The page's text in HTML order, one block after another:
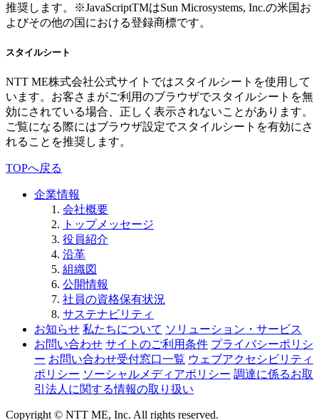
推奨します。※JavaScriptTMはSun Microsystems, Inc.の米国お
よびその他の国における登録商標です。
スタイルシート
NTT ME株式会社公式サイトではスタイルシートを使用して
います。お客さまがご利用のブラウザでスタイルシートを無
効にされている場合、正しく表示されないことがあります。
ご覧になる際にはブラウザ設定でスタイルシートを有効にさ
れることを推奨します。
TOPへ戻る
企業情報
会社概要
トップメッセージ
役員紹介
沿革
組織図
公開情報
社員の資格保有状況
サステナビリティ
お知らせ 私たちについて ソリューション・サービス
お問い合わせ サイトのご利用条件 プライバシーポリシ
ー お問い合わせ受付窓口一覧 ウェブアクセシビリティ
ポリシー ソーシャルメディアポリシー 調達に係るお取
引法人に関する情報の取り扱い
Copyright © NTT ME, Inc. All rights reserved.